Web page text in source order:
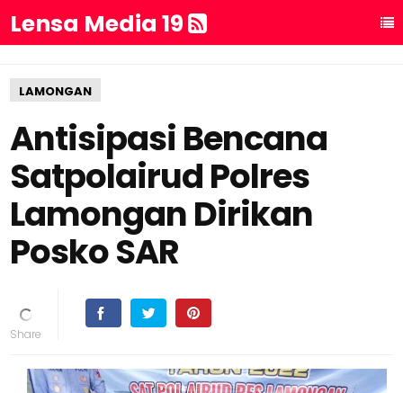
Lensa Media 19
LAMONGAN
Antisipasi Bencana
Satpolairud Polres
Lamongan Dirikan
Posko SAR